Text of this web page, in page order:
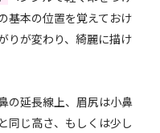
基本の位置を覚えておけ
りが変わり、綺麗に描け
の延長線上、眉尻は小鼻
同じ高さ、もしくは少し